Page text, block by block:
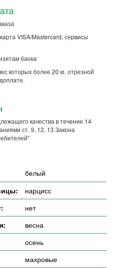
VISA/Mastercard, сервисы
банка
которых более 20 кг, отрезной
качества в течение 14
ст. 9, 12, 13 Закона
белый
нарцисс
нет
весна
осень
махровые